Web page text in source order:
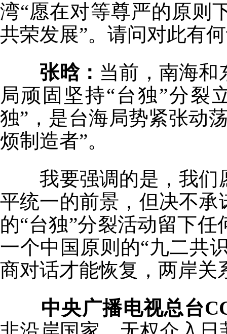
湾“愿在对等尊严的原则
共荣发展”。请问对此有
张晗： 当前，南海和
局顽固坚持“台独”分裂
独”，是台海局势紧张动
烦制造者”。
我要强调的是，我们
平统一的前景，但决不
的“台独”分裂活动留下
一个中国原则的“九二共
商对话才能恢复，两岸关
中央广播电视总台